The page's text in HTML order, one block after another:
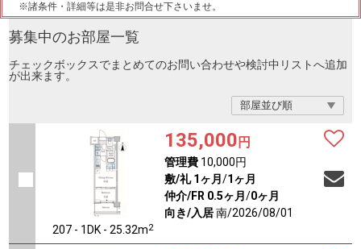
※諸条件・詳細等は是非お問合せ下さいませ。
募集中のお部屋一覧
チェックボックスでまとめてのお問い合わせや検討中リストへ追加
が出来ます。
207 - 1DK - 25.32m2
135,000 円
管理費10,000円
敷/礼 1ヶ月 /1ヶ月
仲介/FR 0.5ヶ月 /0ヶ月
向き/入居南/2026/08/01